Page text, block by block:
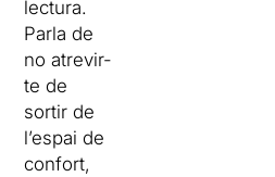
lectura.
Parla de
no atrevir-
te de
sortir de
l’espai de
confort,